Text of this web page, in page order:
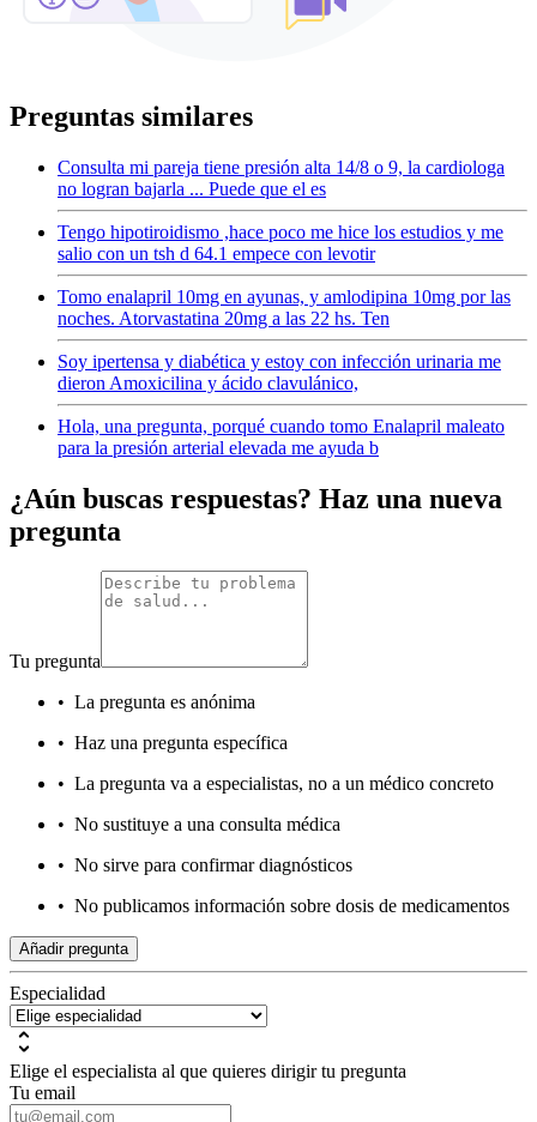
Preguntas similares
Consulta mi pareja tiene presión alta 14/8 o 9, la cardiologa
no logran bajarla ... Puede que el es
Tengo hipotiroidismo ,hace poco me hice los estudios y me
salio con un tsh d 64.1 empece con levotir
Tomo enalapril 10mg en ayunas, y amlodipina 10mg por las
noches. Atorvastatina 20mg a las 22 hs. Ten
Soy ipertensa y diabética y estoy con infección urinaria me
dieron Amoxicilina y ácido clavulánico,
Hola, una pregunta, porqué cuando tomo Enalapril maleato
para la presión arterial elevada me ayuda b
¿Aún buscas respuestas? Haz una nueva
pregunta
Tu pregunta
• La pregunta es anónima
• Haz una pregunta específica
• La pregunta va a especialistas, no a un médico concreto
• No sustituye a una consulta médica
• No sirve para confirmar diagnósticos
• No publicamos información sobre dosis de medicamentos
Añadir pregunta
Especialidad
Elige el especialista al que quieres dirigir tu pregunta
Tu email